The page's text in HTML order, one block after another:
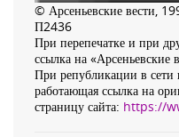
© Арсеньевские вести,
П2436
При перепечатке и при
ссылка на «Арсеньевские
При републикации в сети
работающая ссылка на
страницу сайта: https://